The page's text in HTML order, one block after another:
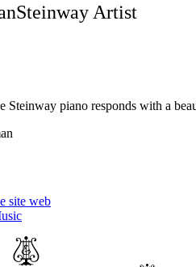
Steinway Artist
Steinway piano responds with a
site web